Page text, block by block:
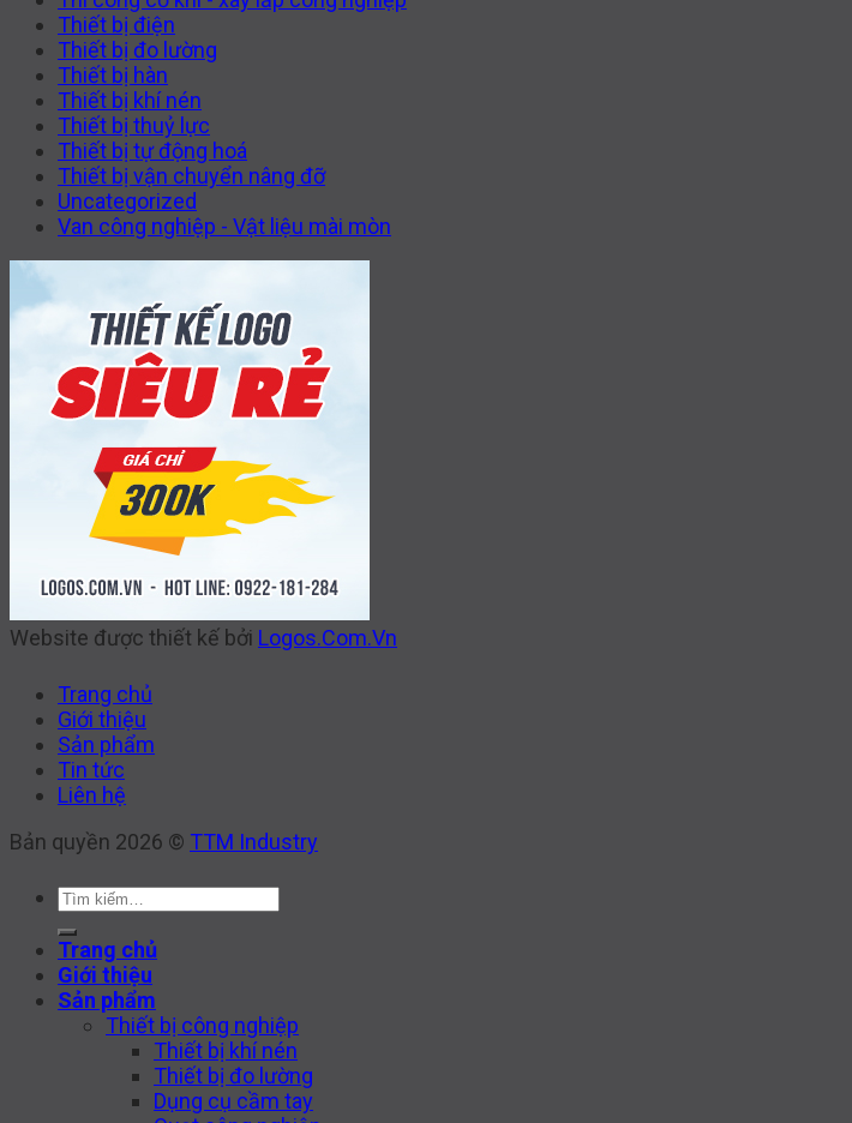
Thiết bị điện
Thiết bị đo lường
Thiết bị hàn
Thiết bị khí nén
Thiết bị thuỷ lực
Thiết bị tự động hoá
Thiết bị vận chuyển nâng đỡ
Uncategorized
Van công nghiệp - Vật liệu mài mòn
Website được thiết kế bởi Logos.Com.Vn
Trang chủ
Giới thiệu
Sản phẩm
Tin tức
Liên hệ
Bản quyền 2026 © TTM Industry
Tìm
Trang chủ
Giới thiệu
Sản phẩm
Thiết bị công nghiệp
Thiết bị khí nén
Thiết bị đo lường
Dụng cụ cầm tay